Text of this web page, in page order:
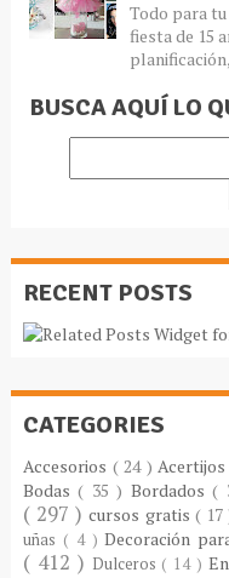
Todo para
fiesta de 15
BUSCA AQUÍ LO
RECENT POSTS
CATEGORIES
Accesorios ( 24 )Acertijos
Bodas( 35 ) Bordados(
( 297 )cursos gratis (
uñas ( 4 )Decoración
( 412 ) Dulceros ( 14 )